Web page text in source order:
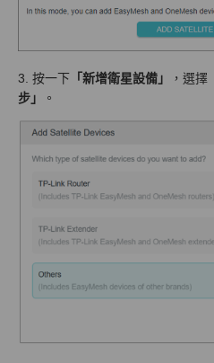
3. 按一下 「新增衛星設備」 ，選擇
步」
。